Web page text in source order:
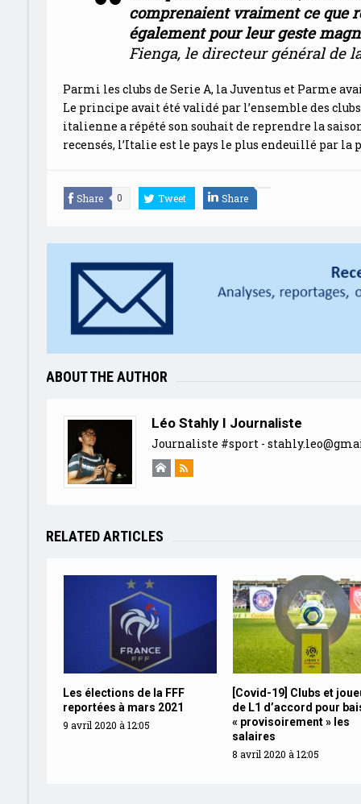
comprenaient vraiment ce que
également pour leur geste
Fienga, le directeur général de
Parmi les clubs de Serie A, la Juventus et Parme
Le principe avait été validé par l’ensemble des
italienne a répété son souhait de reprendre la
recensés, l’Italie est le pays le plus endeuillé par la
Share 0 Tweet Share
ABOUT THE AUTHOR
Léo Stahly I Journaliste
Journaliste #sport -
RELATED ARTICLES
Les élections de la FFF
reportées à mars 2021
9 avril 2020 à 12:05
[Covid-19] Clubs et
de L1 d’accord pour
« provisoirement » les
salaires
8 avril 2020 à 12:05